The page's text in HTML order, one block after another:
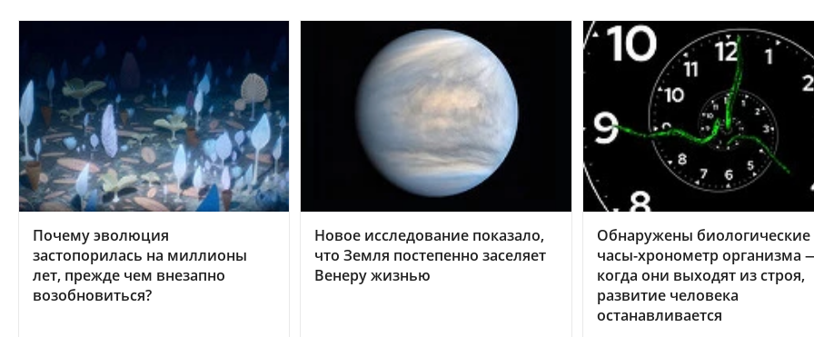
Почему эволюция
застопорилась на миллионы
лет, прежде чем внезапно
возобновиться?
Новое исследование показало,
что Земля постепенно заселяет
Венеру жизнью
Обнаружены биологические
часы-хронометр организма
когда они выходят из строя,
развитие человека
останавливается